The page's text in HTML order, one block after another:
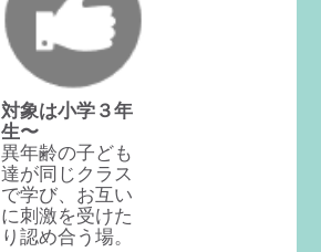
対象は小学３年
生〜
異年齢の子ども
達が同じクラス
で学び、お互い
に刺激を受けた
り認め合う場。